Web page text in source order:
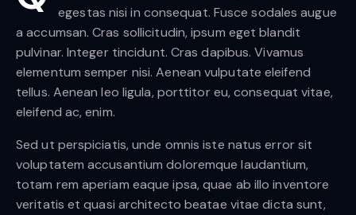
egestas nisi in consequat. Fusce sodales augue
a accumsan. Cras sollicitudin, ipsum eget blandit
pulvinar. Integer tincidunt. Cras dapibus. Vivamus
elementum semper nisi. Aenean vulputate eleifend
tellus. Aenean leo ligula, porttitor eu, consequat vitae,
eleifend ac, enim.
Sed ut perspiciatis, unde omnis iste natus error sit
voluptatem accusantium doloremque laudantium,
totam rem aperiam eaque ipsa, quae ab illo inventore
veritatis et quasi architecto beatae vitae dicta sunt,